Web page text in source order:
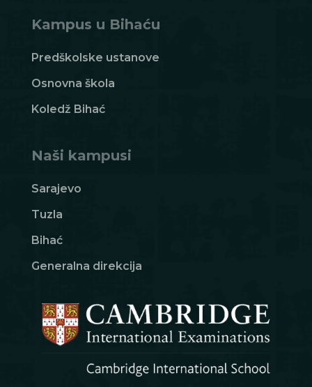
Kampus u Bihaću
Predškolske ustanove
Osnovna škola
Koledž Bihać
Naši kampusi
Sarajevo
Tuzla
Bihać
Generalna direkcija